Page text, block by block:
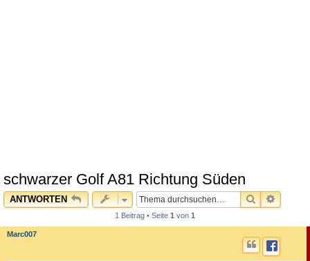
schwarzer Golf A81 Richtung Süden
ANTWORTEN SUCHE
1 Beitrag • Seite 1 von 1
Marc007